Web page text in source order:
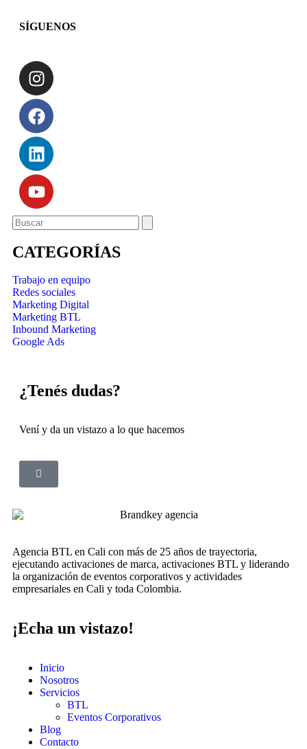
SÍGUENOS
CATEGORÍAS
Trabajo en equipo
Redes sociales
Marketing Digital
Marketing BTL
Inbound Marketing
Google Ads
¿Tenés dudas?
Vení y da un vistazo a lo que hacemos
Agencia BTL en Cali con más de 25 años de trayectoria,
ejecutando activaciones de marca, activaciones BTL y liderando
la organización de eventos corporativos y actividades
empresariales en Cali y toda Colombia.
¡Echa un vistazo!
Inicio
Nosotros
Servicios
BTL
Eventos Corporativos
Blog
Contacto